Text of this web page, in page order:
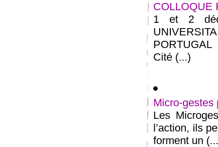
COLLOQUE
1 et 2
Cité (...)
Micro-gestes
Les
l’action, ils
forment un